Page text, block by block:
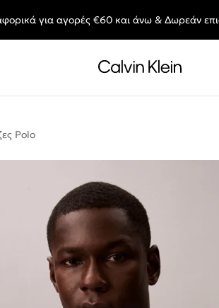
End of Season Deals: Αγαπημένα styles, στις
για αγορές €60 και άνω & Δωρεάν
Polo